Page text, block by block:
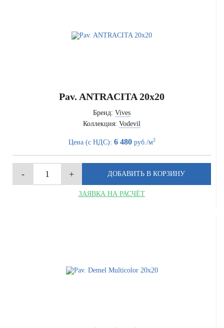
Pav. ANTRACITA 20x20
Бренд: Vives
Коллекция: Vodevil
Цена (с НДС): 6 480руб./м2
ЗАЯВКА НА РАСЧЁТ